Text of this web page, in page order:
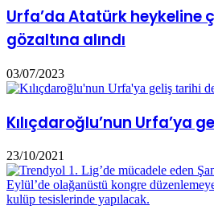
Urfa’da Atatürk heykeline
gözaltına alındı
03/07/2023
Kılıçdaroğlu’nun Urfa’ya
23/10/2021